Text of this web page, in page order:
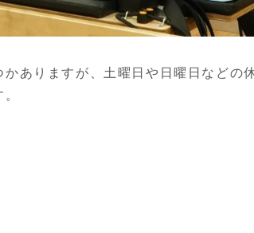
ありますが、土曜日や日曜日などの